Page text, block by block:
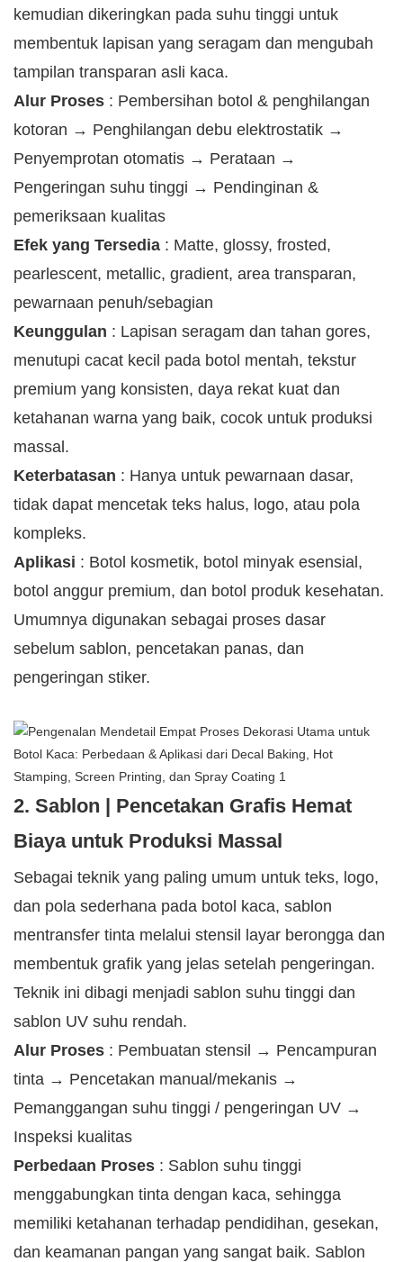
kemudian dikeringkan pada suhu tinggi untuk
membentuk lapisan yang seragam dan mengubah
tampilan transparan asli kaca.
Alur Proses : Pembersihan botol & penghilangan
kotoran → Penghilangan debu elektrostatik →
Penyemprotan otomatis → Perataan →
Pengeringan suhu tinggi → Pendinginan &
pemeriksaan kualitas
Efek yang Tersedia : Matte, glossy, frosted,
pearlescent, metallic, gradient, area transparan,
pewarnaan penuh/sebagian
Keunggulan : Lapisan seragam dan tahan gores,
menutupi cacat kecil pada botol mentah, tekstur
premium yang konsisten, daya rekat kuat dan
ketahanan warna yang baik, cocok untuk produksi
massal.
Keterbatasan : Hanya untuk pewarnaan dasar,
tidak dapat mencetak teks halus, logo, atau pola
kompleks.
Aplikasi : Botol kosmetik, botol minyak esensial,
botol anggur premium, dan botol produk kesehatan.
Umumnya digunakan sebagai proses dasar
sebelum sablon, pencetakan panas, dan
pengeringan stiker.
2. Sablon | Pencetakan Grafis Hemat
Biaya untuk Produksi Massal
Sebagai teknik yang paling umum untuk teks, logo,
dan pola sederhana pada botol kaca, sablon
mentransfer tinta melalui stensil layar berongga dan
membentuk grafik yang jelas setelah pengeringan.
Teknik ini dibagi menjadi sablon suhu tinggi dan
sablon UV suhu rendah.
Alur Proses : Pembuatan stensil → Pencampuran
tinta → Pencetakan manual/mekanis →
Pemanggangan suhu tinggi / pengeringan UV →
Inspeksi kualitas
Perbedaan Proses : Sablon suhu tinggi
menggabungkan tinta dengan kaca, sehingga
memiliki ketahanan terhadap pendidihan, gesekan,
dan keamanan pangan yang sangat baik. Sablon